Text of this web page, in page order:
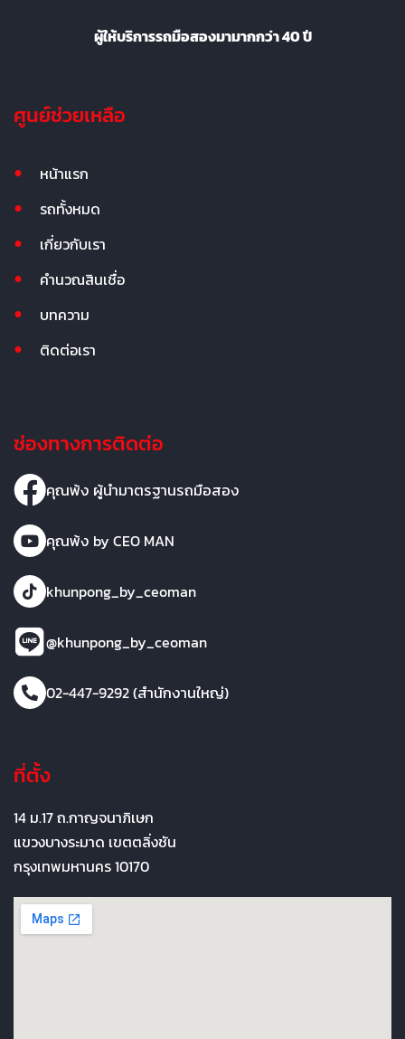
ผู้ให้บริการรถมือสองมามากกว่า 40 ปี
ศูนย์ช่วยเหลือ
หน้าแรก
รถทั้งหมด
เกี่ยวกับเรา
คำนวณสินเชื่อ
บทความ
ติดต่อเรา
ช่องทางการติดต่อ
คุณพ้ง ผู้นำมาตรฐานรถมือสอง
คุณพ้ง by CEO MAN
khunpong_by_ceoman
@khunpong_by_ceoman
02-447-9292 (สำนักงานใหญ่)
ที่ตั้ง
14 ม.17 ถ.กาญจนาภิเษก
แขวงบางระมาด เขตตลิ่งชัน
กรุงเทพมหานคร 10170